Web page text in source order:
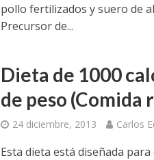
pollo fertilizados y suero de
Precursor de...
Dieta de 1000
de peso (Comida
24 diciembre, 2013 Carlos
Esta dieta está diseñada